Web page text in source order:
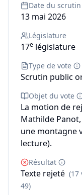
Date du scrutin
13 mai 2026
Législature
17e législature
Type de vote
Scrutin public
Objet du vote
La motion de
Mathilde
une montagne
lecture).
Résultat
Texte rejeté (17
49)